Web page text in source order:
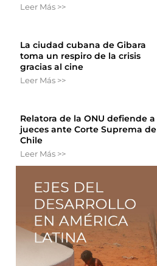
Leer Más >>
La ciudad cubana de Gibara
toma un respiro de la crisis
gracias al cine
Leer Más >>
Relatora de la ONU defiende a
jueces ante Corte Suprema de
Chile
Leer Más >>